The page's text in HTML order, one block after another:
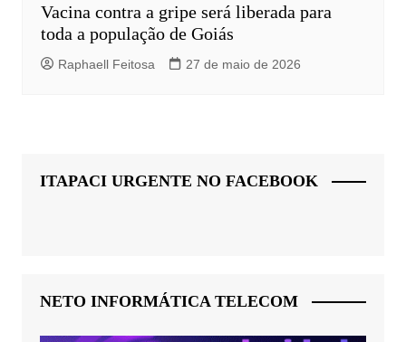
Vacina contra a gripe será liberada para
toda a população de Goiás
Raphaell Feitosa 27 de maio de 2026
ITAPACI URGENTE NO FACEBOOK
NETO INFORMÁTICA TELECOM